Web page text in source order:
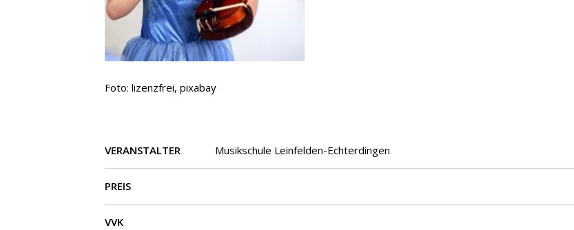
Foto: lizenzfrei, pixabay
VERANSTALTER Musikschule Leinfelden-Echterdingen
PREIS
VVK